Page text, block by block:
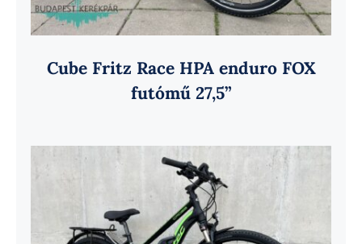
Cube Fritz Race HPA enduro FOX
futómű 27,5”